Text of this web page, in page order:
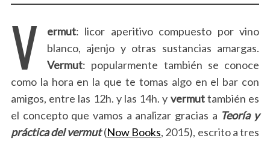
V ermut: licor aperitivo compuesto por vino
blanco, ajenjo y otras sustancias amargas.
Vermut: popularmente también se conoce
como la hora en la que te tomas algo en el bar con
amigos, entre las 12h. y las 14h. y vermuttambién es
el concepto que vamos a analizar gracias a Teoría y
práctica del vermut(Now Books, 2015), escrito a tres